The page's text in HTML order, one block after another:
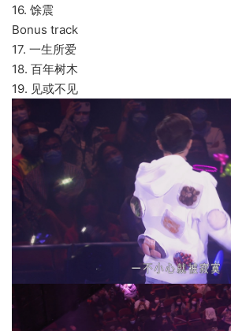
16. 馀震
Bonus track
17. 一生所爱
18. 百年树木
19. 见或不见